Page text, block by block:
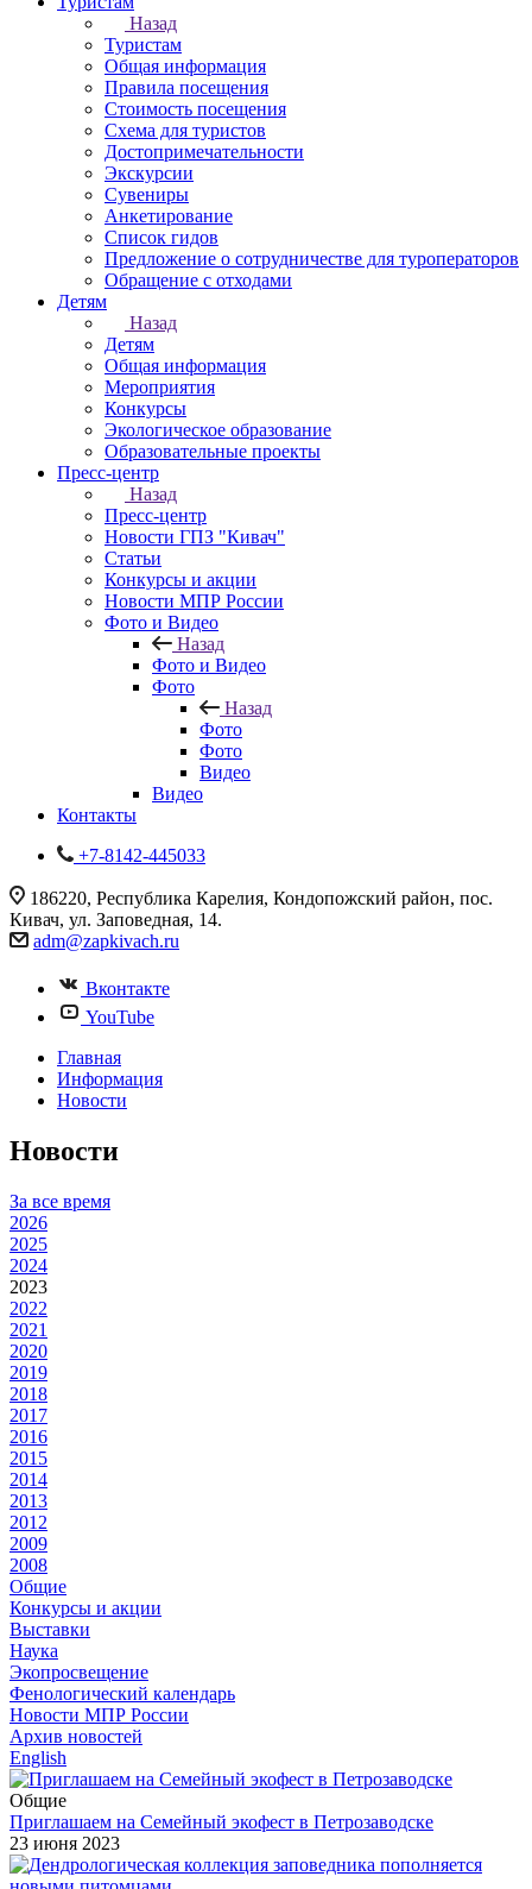
Назад
Туристам
Общая информация
Правила посещения
Стоимость посещения
Схема для туристов
Достопримечательности
Экскурсии
Сувениры
Анкетирование
Список гидов
Предложение о сотрудничестве для туроператоров
Обращение с отходами
Детям
Назад
Детям
Общая информация
Мероприятия
Конкурсы
Экологическое образование
Образовательные проекты
Пресс-центр
Назад
Пресс-центр
Новости ГПЗ "Кивач"
Статьи
Конкурсы и акции
Новости МПР России
Фото и Видео
Назад
Фото и Видео
Фото
Назад
Фото
Фото
Видео
Видео
Контакты
+7-8142-445033
186220, Республика Карелия, Кондопожский район, пос.
Кивач, ул. Заповедная, 14.
adm@zapkivach.ru
Вконтакте
YouTube
Главная
Информация
Новости
Новости
За все время
2026
2025
2024
2023
2022
2021
2020
2019
2018
2017
2016
2015
2014
2013
2012
2009
2008
Общие
Конкурсы и акции
Выставки
Наука
Экопросвещение
Фенологический календарь
Новости МПР России
Архив новостей
English
Общие
Приглашаем на Семейный экофест в Петрозаводске
23 июня 2023